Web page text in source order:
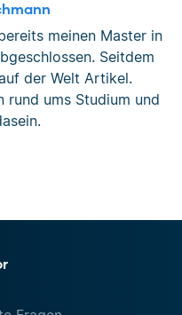
meinen Master in
Seitdem
der Welt Artikel.
rund ums Studium und